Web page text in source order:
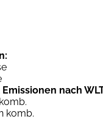
nach
komb.